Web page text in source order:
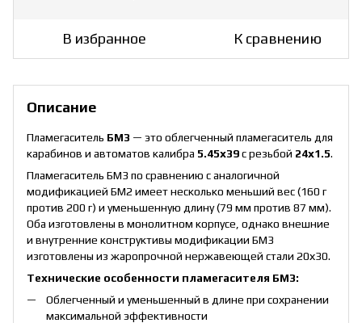
В избранное К сравнению
Описание
Пламегаситель БМ3 — это облегченный пламегаситель для
карабинов и автоматов калибра 5.45х39с резьбой 24х1.5.
Пламегаситель БМ3 по сравнению с аналогичной
модификацией БМ2 имеет несколько меньший вес (160 г
против 200 г) и уменьшенную длину (79 мм против 87 мм).
Оба изготовлены в монолитном корпусе, однако внешние
и внутренние конструктивы модификации БМ3
изготовлены из жаропрочной нержавеющей стали 20х30.
Технические особенности пламегасителя БМ3:
Облегченный и уменьшенный в длине при сохранении
максимальной эффективности